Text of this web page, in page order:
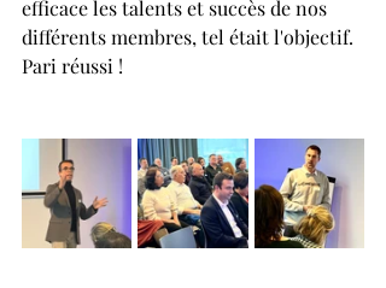
efficace les talents et succès de nos
différents membres, tel était l'objectif.
Pari réussi !